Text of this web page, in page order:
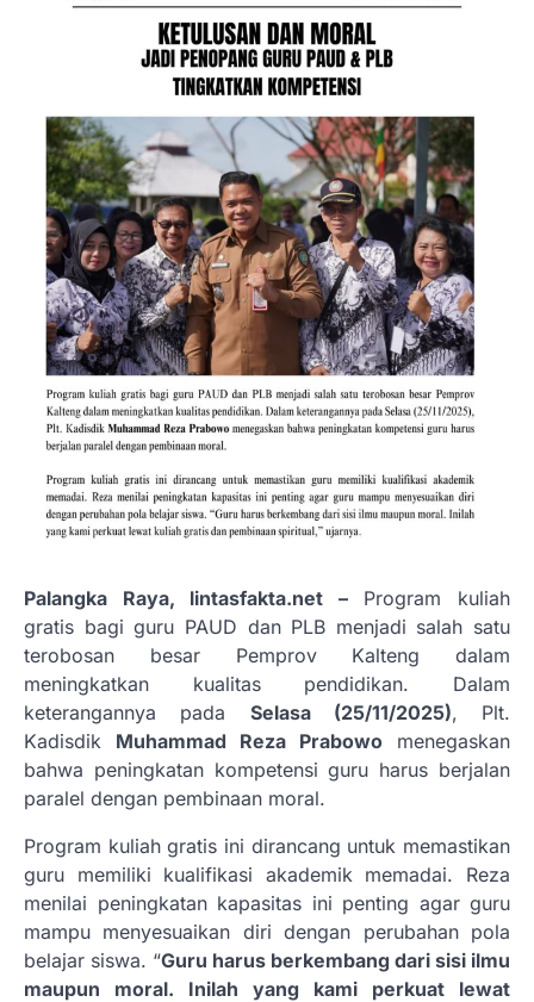
Palangka Raya, lintasfakta.net –Program kuliah
gratis bagi guru PAUD dan PLB menjadi salah satu
terobosan besar Pemprov Kalteng dalam
meningkatkan kualitas pendidikan. Dalam
keterangannya pada Selasa (25/11/2025), Plt.
Kadisdik Muhammad Reza Prabowo menegaskan
bahwa peningkatan kompetensi guru harus berjalan
paralel dengan pembinaan moral.
Program kuliah gratis ini dirancang untuk memastikan
guru memiliki kualifikasi akademik memadai. Reza
menilai peningkatan kapasitas ini penting agar guru
mampu menyesuaikan diri dengan perubahan pola
belajar siswa. “Guru harus berkembang dari sisi ilmu
maupun moral. Inilah yang kami perkuat lewat